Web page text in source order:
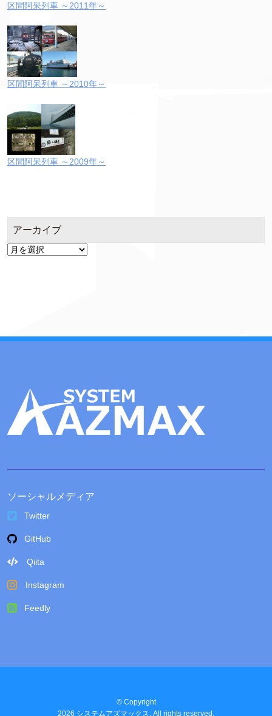
区間阿呆列車 ～2011年～
区間阿呆列車 ～2010年～
区間阿呆列車 ～2009年～
アーカイブ
ア
ソーシャルメディア
Twitter
GitHub
Qiita
Instagram
Feedly
© Copyright